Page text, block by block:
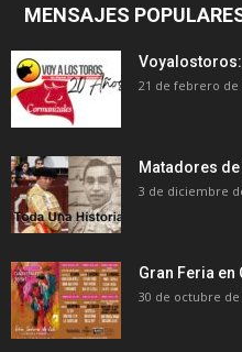
MENSAJES
21 de febrero de
Matadores
3 de diciembre
Gran Feria en
30 de octubre de